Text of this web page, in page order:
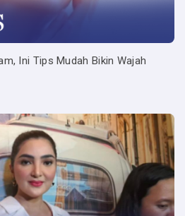
Ini Tips Mudah Bikin Wajah